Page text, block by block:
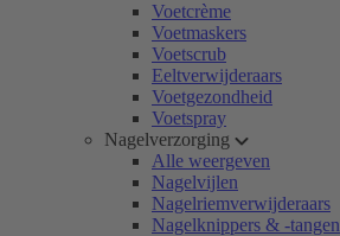
Voetcrème
Voetmaskers
Voetscrub
Eeltverwijderaars
Voetgezondheid
Voetspray
Nagelverzorging
Alle weergeven
Nagelvijlen
Nagelriemverwijderaars
Nagelknippers & -tangen